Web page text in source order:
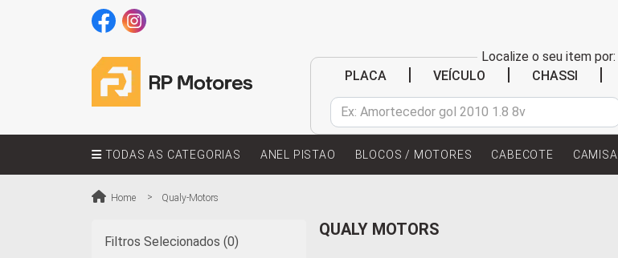
Localize o seu item por:
PLACA
VEÍCULO CHASSI
TODAS AS CATEGORIAS ANEL PISTAO BLOCOS / MOTORES CABECOTE CAMISA
Home Qualy-Motors
Filtros Selecionados (0)
QUALY MOTORS